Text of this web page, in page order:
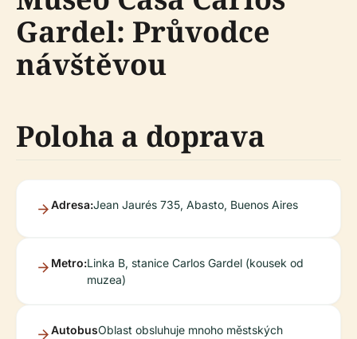
Gardel: Průvodce
návštěvou
Poloha a doprava
Adresa:Jean Jaurés 735, Abasto, Buenos Aires
Metro:Linka B, stanice Carlos Gardel (kousek od
muzea)
AutobusOblast obsluhuje mnoho městských